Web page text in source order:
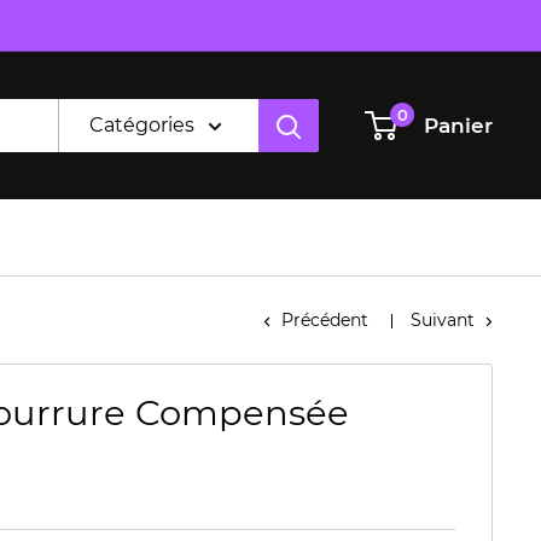
Catégories 0 Panier
Précédent Suivant
Compensée